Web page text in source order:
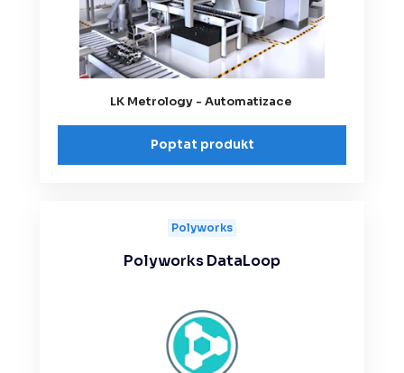
LK Metrology - Automatizace
Poptat produkt
Polyworks
Polyworks DataLoop